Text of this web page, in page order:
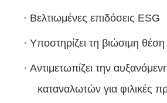
· Βελτιωμένες επιδόσεις ESG
· Υποστηρίζει τη βιώσιμη
· Αντιμετωπίζει την
καταναλωτών για φιλικές